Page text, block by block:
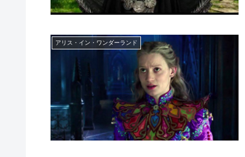
アリス・イン・ワンダーランド